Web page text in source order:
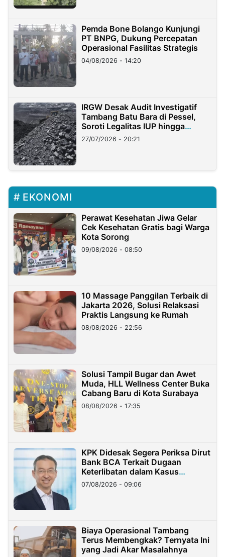
Pemda Bone Bolango Kunjungi
PT BNPG, Dukung Percepatan
Operasional Fasilitas Strategis
04/08/2026 - 14:20
IRGW Desak Audit Investigatif
Tambang Batu Bara di Pessel,
Soroti Legalitas IUP hingga
Stockpile
27/07/2026 - 20:21
EKONOMI
Perawat Kesehatan Jiwa Gelar
Cek Kesehatan Gratis bagi Warga
Kota Sorong
09/08/2026 - 08:50
10 Massage Panggilan Terbaik di
Jakarta 2026, Solusi Relaksasi
Praktis Langsung ke Rumah
08/08/2026 - 22:56
Solusi Tampil Bugar dan Awet
Muda, HLL Wellness Center Buka
Cabang Baru di Kota Surabaya
08/08/2026 - 17:35
KPK Didesak Segera Periksa Dirut
Bank BCA Terkait Dugaan
Keterlibatan dalam Kasus
Hilangnya Dana Nasabah Rp2,58
Miliar
07/08/2026 - 09:06
Biaya Operasional Tambang
Terus Membengkak? Ternyata Ini
yang Jadi Akar Masalahnya